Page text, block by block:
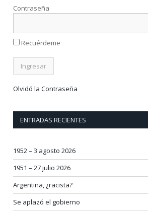
Contraseña
Recuérdeme
Olvidó la Contraseña
ENTRADAS RECIENTES
1952 – 3 agosto 2026
1951 – 27 julio 2026
Argentina, ¿racista?
Se aplazó el gobierno